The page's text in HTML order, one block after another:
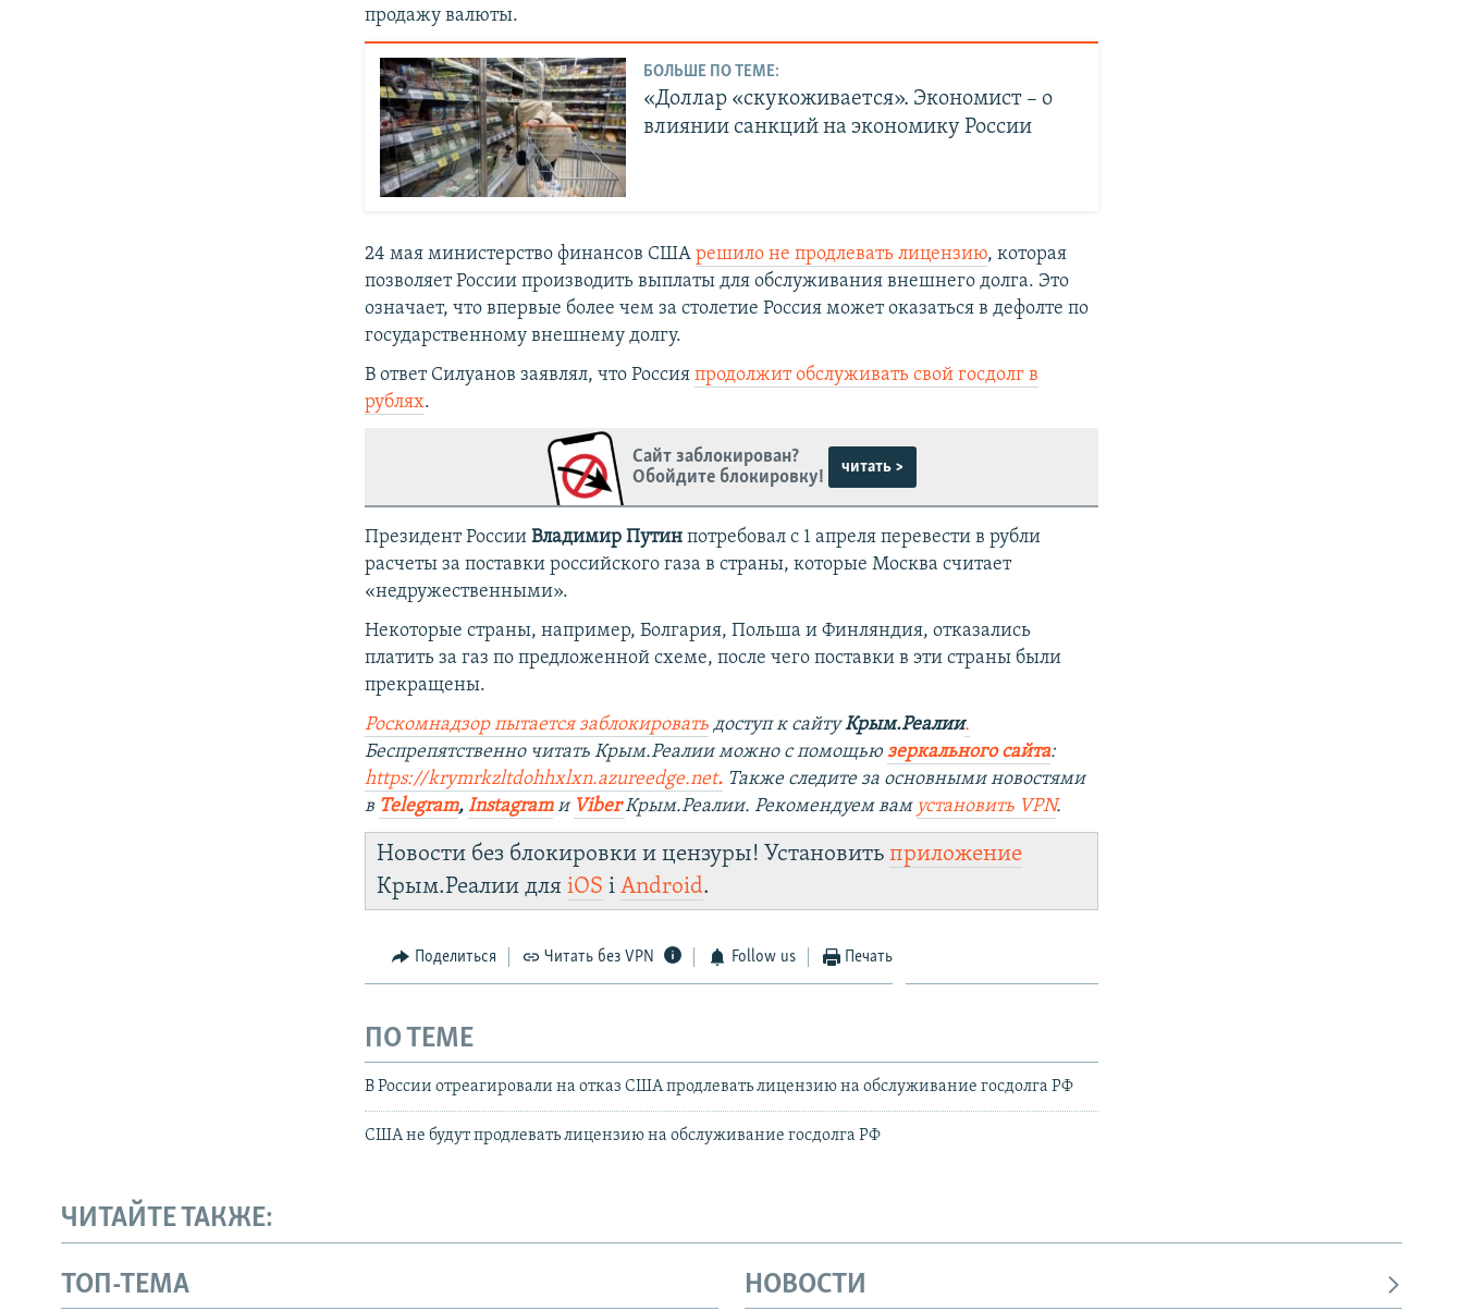
продажу валюты.
БОЛЬШЕ ПО ТЕМЕ:
«Доллар «скукоживается». Экономист – о
влиянии санкций на экономику России
24 мая министерство финансов СШАрешило не продлевать лицензию, которая
позволяет России производить выплаты для обслуживания внешнего долга. Это
означает, что впервые более чем за столетие Россия может оказаться в дефолте по
государственному внешнему долгу.
В ответ Силуанов заявлял, что Россияпродолжит обслуживать свой госдолг в
рублях.
Сайт заблокирован?
Обойдите блокировку!
читать >
Президент РоссииВладимир Путин потребовал с 1 апреля перевести в рубли
расчеты за поставки российского газа в страны, которые Москва считает
«недружественными».
Некоторые страны, например, Болгария, Польша и Финляндия, отказались
платить за газ по предложенной схеме, после чего поставки в эти страны были
прекращены.
Роскомнадзор пытается заблокировать доступ к сайтуКрым.Реалии.
Беспрепятственно читать Крым.Реалии можно с помощьюзеркального сайта:
https://krymrkzltdohhxlxn.azureedge.net. Также следите за основными новостями
в Telegram, Instagram и ViberКрым.Реалии. Рекомендуем вам установить VPN.
Новости без блокировки и цензуры! Установитьприложение
Крым.Реалии дляiOS іAndroid.
Поделиться Читать без VPN Follow us Печать
ПО ТЕМЕ
В России отреагировали на отказ США продлевать лицензию на обслуживание госдолга РФ
США не будут продлевать лицензию на обслуживание госдолга РФ
ЧИТАЙТЕ ТАКЖЕ:
ТОП-ТЕМА НОВОСТИ